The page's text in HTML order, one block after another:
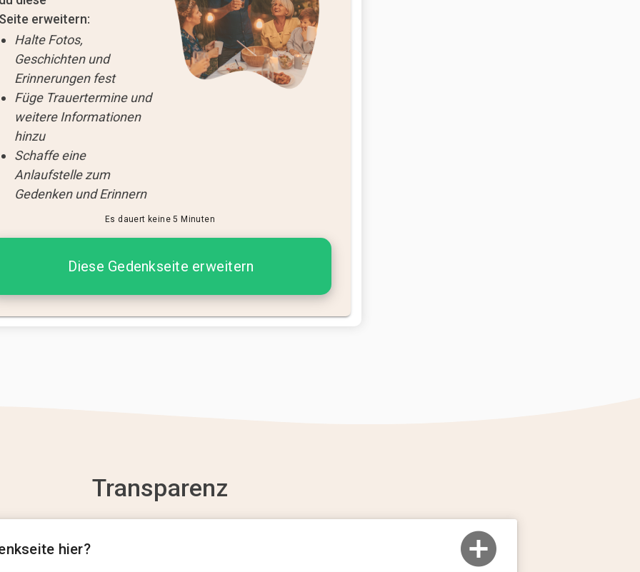
erweitern:
Halte Fotos,
Geschichten und
Erinnerungen fest
Füge Trauertermine und
weitere Informationen
hinzu
Schaffe eine
Anlaufstelle zum
Gedenken und Erinnern
Es dauert keine 5 Minuten
Diese Gedenkseite erweitern
Transparenz
hier?